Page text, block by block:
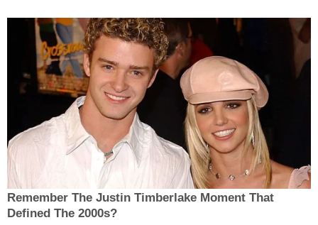
Remember The Justin Timberlake Moment That
Defined The 2000s?